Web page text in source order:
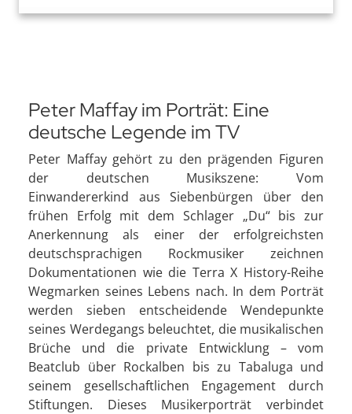
Peter Maffay im Porträt: Eine
deutsche Legende im TV
Peter Maffay gehört zu den prägenden Figuren
der deutschen Musikszene: Vom
Einwandererkind aus Siebenbürgen über den
frühen Erfolg mit dem Schlager „Du“ bis zur
Anerkennung als einer der erfolgreichsten
deutschsprachigen Rockmusiker zeichnen
Dokumentationen wie die Terra X History-Reihe
Wegmarken seines Lebens nach. In dem Porträt
werden sieben entscheidende Wendepunkte
seines Werdegangs beleuchtet, die musikalischen
Brüche und die private Entwicklung – vom
Beatclub über Rockalben bis zu Tabaluga und
seinem gesellschaftlichen Engagement durch
Stiftungen. Dieses Musikerporträt verbindet